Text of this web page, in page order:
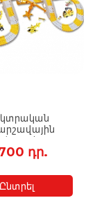
դր.
Ընտրել